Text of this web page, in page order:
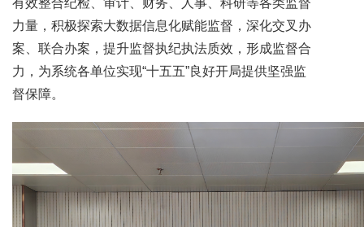
力量，积极探索大数据信息化赋能监督，深化交叉办
案、联合办案，提升监督执纪执法质效，形成监督合
力，为系统各单位实现“十五五”良好开局提供坚强监
督保障。